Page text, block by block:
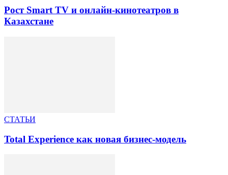
Рост Smart TV и онлайн-кинотеатров в
Казахстане
СТАТЬИ
Total Experience как новая бизнес-модель